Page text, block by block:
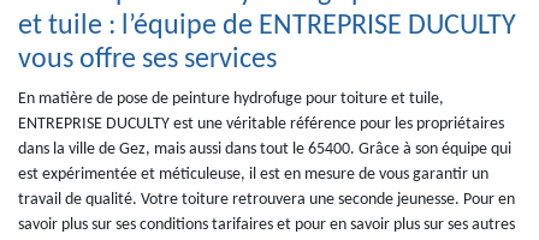
et tuile : l’équipe de ENTREPRISE DUCULTY
vous offre ses services
En matière de pose de peinture hydrofuge pour toiture et tuile,
ENTREPRISE DUCULTY est une véritable référence pour les propriétaires
dans la ville de Gez, mais aussi dans tout le 65400. Grâce à son équipe qui
est expérimentée et méticuleuse, il est en mesure de vous garantir un
travail de qualité. Votre toiture retrouvera une seconde jeunesse. Pour en
savoir plus sur ses conditions tarifaires et pour en savoir plus sur ses autres